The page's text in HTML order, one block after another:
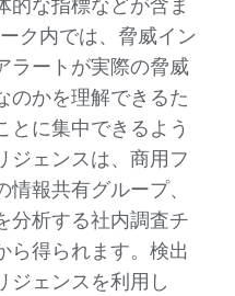
的な指標などが含ま
ク内では、脅威イン
ラートが実際の脅威
のかを理解できるた
とに集中できるよう
ジェンスは、商用フ
報共有グループ、
分析する社内調査チ
ら得られます。検出
ジェンスを利用し